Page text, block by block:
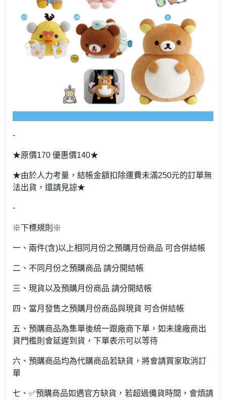
-
★原價170 優惠價140★
★由於人力考量，結帳金額扣除運費未滿250元的訂單無
法出貨，還請見諒★
-
※下標規則※
一、兩件(含)以上相同月份之預購月份商品 可合併結帳
二、不同月份之預購商品 請分開結帳
三、現貨以及預購月份商品 請分開結帳
四、當月發售之預購月份商品與現貨 可合併結帳
五、預購商品為集單後統一跟廠商下單，如未達廠商出
貨門檻則會延遲到貨，下單表示可以等待
六、預購商品均為代購商品若缺貨，將會請買家取消訂
單
七、✅預購商品如遇官方缺貨，若超過備貨時間，會煩請